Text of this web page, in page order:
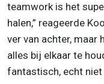
teamwork is het
halen,” reageerde
ver van achter, maar
alles bij elkaar te
fantastisch, echt niet